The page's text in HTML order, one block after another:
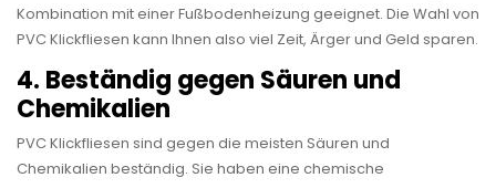
Kombination mit einer Fußbodenheizung geeignet. Die Wahl von
PVC Klickfliesen kann Ihnen also viel Zeit, Ärger und Geld sparen.
4. Beständig gegen Säuren und
Chemikalien
PVC Klickfliesen sind gegen die meisten Säuren und
Chemikalien beständig. Sie haben eine chemische